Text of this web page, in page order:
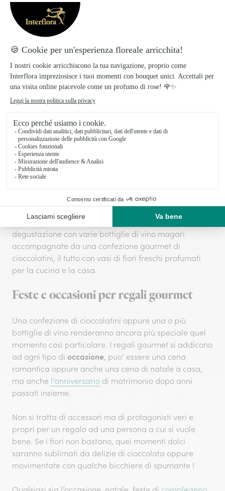
dolce. Potrai anche pensare di abbinare fiori,
cioccolatini e uno degli altri prodotti gourmet alla lista
per rendere il tuo regalo davvero speciale. Se desideri
compleanno o anche per una cena romantica, fai le
cose in grande. Cioccolatini e bottiglie di vino, cosa si
puo’ chiedere di piu dalla vita ?
Bottiglie di vino gourmet
Per gli amanti del buon vino e dello spumante,
abbiamo messo a tua disposizione bottiglie di vino
alta qualità che andranno benissimo in associazione
con un bel mazzo di fiori. Se desideri stupire la tua
donna per una
gourmet per tutti i gusti.
I più innovativi potranno anche organizzare una
degustazione con varie bottiglie di vino magari
accompagnate da una confezione gourmet di
cioccolatini, il tutto con vasi di fiori freschi profumati
per la cucina e la casa.
Feste e occasioni per regali gourmet
Una confezione di cioccolatini oppure una o più
bottiglie di vino renderanno ancora più speciale quel
momento così particolare. I regali gourmet si addicono
ad ogni tipo di occasione, puo’ essere una cena
romantica oppure anche una cena di natale a casa,
ma anche l’anniversario di matrimonio dopo anni
passati insieme.
Non si tratta di accessori ma di protagonisti veri e
propri per un regalo ad una persona a cui si vuole
bene. Se i fiori non bastano, quei momenti dolci
saranno sublimati da delizie di cioccolata oppure
movimentate con qualche bicchiere di spumante !